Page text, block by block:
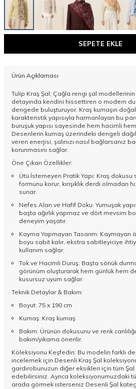
SEPETE EKLE
Ürün Açıklaması
Tulip Kraş Şal, Çağla rengi şal
detayında kendini hissettiren o modern
dengede buluşturuyor. Kraş kumaşın
karakteristik yapısıyla harmanlayan bu
buruşuk yapısı sayesinde hem hacimli
Desenlerin kumaş üzerindeki dengeli
veren enerjisi, şalınızı nasıl bağlarsanız
korunmasını sağlar.
Öne Çıkan Özellikler:
Ütü İstemeyen Pratik Yapı: Kraş
formunu korur, kırışıklık derdi olmadan
sunar.
Nefes Alan ve Hafif Doku: Yumuşak
başta ağırlık yapmaz ve dört mevsim
deneyim yaşatır.
Kayma Yapmayan Tasarım:
boyu sabit kalır, ekstra sabitleyiciye
kullanım sağlar.
Tok ve Hacimli Duruş: Başta sönük
görünüm oluşturarak hem günlük hem
kusursuz uyum sağlar.
Teknik Detaylar & Bakım:
Boyut: 75 x 190 cm
Kumaş: Kraş kumaş
Bakım: Ürünün dokusunu ve renk
bakım/yıkama önerilir.
Koleksiyonu Keşfedin: Bu modelin farklı
incelemek için Desenli Kraş Şal
gardırobunuzun diğer eksikleri için tüm Şal
edebilirsiniz. Ayrıca koleksiyonumuzdaki
arada görmek isterseniz Desenli Şal